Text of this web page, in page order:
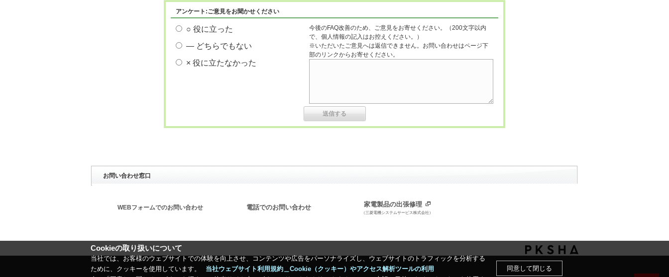
アンケート:ご意見をお聞かせください
○ 役に立った
― どちらでもない
× 役に立たなかった
今後のFAQ改善のため、ご意見をお寄せください。（200文字以内
で、個人情報の記入はお控えください。）
※いただいたご意見へは返信できません。お問い合わせはページ下
部のリンクからお寄せください。
お問い合わせ窓口
WEBフォームでのお問い合わせ 電話でのお問い合わせ 家電製品の出張修理
（三菱電機システムサービス株式会社）
Cookieの取り扱いについて
当社では、お客様のウェブサイトでの体験を向上させ、コンテンツや広告をパーソナライズし、ウェブサイトのトラフィックを分析する
ために、クッキーを使用しています。
当社ウェブサイト利用規約＿Cookie（クッキー）やアクセス解析ツールの利用
同意して閉じる